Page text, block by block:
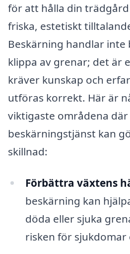
för att hålla din
friska, estetiskt
Beskärning handlar inte
klippa av grenar; det är
kräver kunskap och
utföras korrekt. Här är
viktigaste områdena
beskärningstjänst kan
skillnad:
Förbättra växtens
beskärning kan
döda eller sjuka
risken för sjukdomar